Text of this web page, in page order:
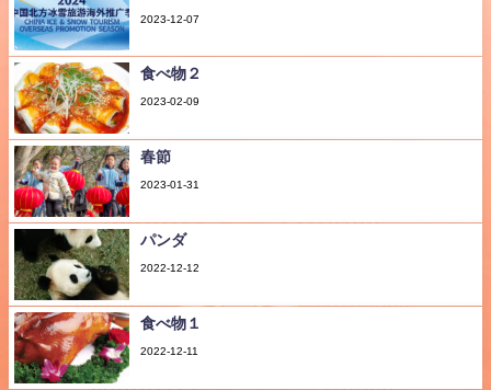
2023-12-07
食べ物２
2023-02-09
春節
2023-01-31
パンダ
2022-12-12
食べ物１
2022-12-11